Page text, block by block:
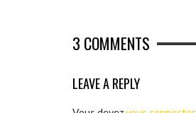
3 COMMENTS
LEAVE A REPLY